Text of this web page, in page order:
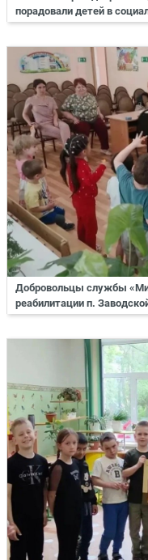
порадовали детей в
Добровольцы службы
реабилитации п.